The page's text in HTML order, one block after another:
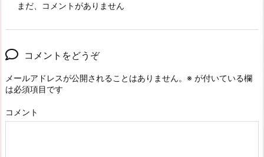
まだ、コメントがありません
コメントをどうぞ
メールアドレスが公開されることはありません。 ※ が付いている欄
は必須項目です
コメント